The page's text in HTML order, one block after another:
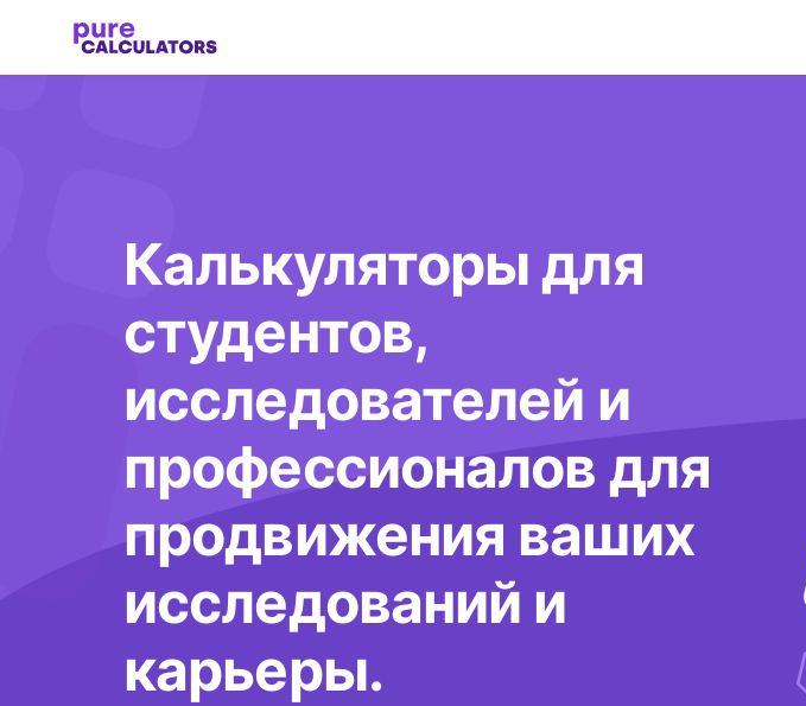
Калькуляторы для
студентов,
исследователей и
профессионалов для
продвижения ваших
исследований и
карьеры.